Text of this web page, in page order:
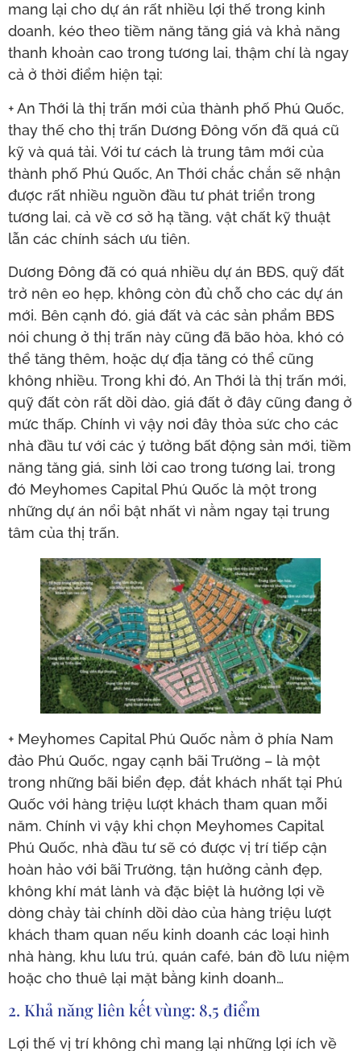
mang lại cho dự án rất nhiều lợi thế trong kinh
doanh, kéo theo tiềm năng tăng giá và khả năng
thanh khoản cao trong tương lai, thậm chí là ngay
cả ở thời điểm hiện tại:
+ An Thới là thị trấn mới của thành phố Phú Quốc,
thay thế cho thị trấn Dương Đông vốn đã quá cũ
kỹ và quá tải. Với tư cách là trung tâm mới của
thành phố Phú Quốc, An Thới chắc chắn sẽ nhận
được rất nhiều nguồn đầu tư phát triển trong
tương lai, cả về cơ sở hạ tầng, vật chất kỹ thuật
lẫn các chính sách ưu tiên.
Dương Đông đã có quá nhiều dự án BĐS, quỹ đất
trở nên eo hẹp, không còn đủ chỗ cho các dự án
mới. Bên cạnh đó, giá đất và các sản phẩm BĐS
nói chung ở thị trấn này cũng đã bão hòa, khó có
thể tăng thêm, hoặc dự địa tăng có thể cũng
không nhiều. Trong khi đó, An Thới là thị trấn mới,
quỹ đất còn rất dồi dào, giá đất ở đây cũng đang ở
mức thấp. Chính vì vậy nơi đây thỏa sức cho các
nhà đầu tư với các ý tưởng bất động sản mới, tiềm
năng tăng giá, sinh lời cao trong tương lai, trong
đó Meyhomes Capital Phú Quốc là một trong
những dự án nổi bật nhất vì nằm ngay tại trung
tâm của thị trấn.
+ Meyhomes Capital Phú Quốc nằm ở phía Nam
đảo Phú Quốc, ngay cạnh bãi Trường – là một
trong những bãi biển đẹp, đắt khách nhất tại Phú
Quốc với hàng triệu lượt khách tham quan mỗi
năm. Chính vì vậy khi chọn Meyhomes Capital
Phú Quốc, nhà đầu tư sẽ có được vị trí tiếp cận
hoàn hảo với bãi Trường, tận hưởng cảnh đẹp,
không khí mát lành và đặc biệt là hưởng lợi về
dòng chảy tài chính dồi dào của hàng triệu lượt
khách tham quan nếu kinh doanh các loại hình
nhà hàng, khu lưu trú, quán café, bán đồ lưu niệm
hoặc cho thuê lại mặt bằng kinh doanh…
2. Khả năng liên kết vùng: 8,5 điểm
Lợi thế vị trí không chỉ mang lại những lợi ích về